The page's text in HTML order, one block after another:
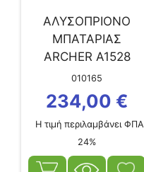
ΑΛΥΣΟΠΡΙΟΝΟ
ΜΠΑΤΑΡΙΑΣ
ARCHER Α1528
(2×5.0Ah)
010165
234,00 €
Η τιμή περιλαμβάνει ΦΠΑ
24%